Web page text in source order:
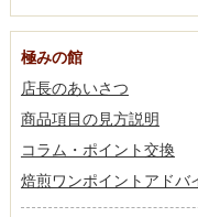
極みの館
店長のあいさつ
商品項目の見方説明
コラム・ポイント交換
焙煎ワンポイントアドバ